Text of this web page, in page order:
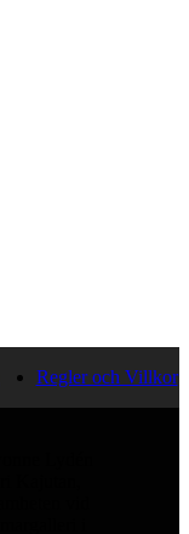
Regler och Villkor